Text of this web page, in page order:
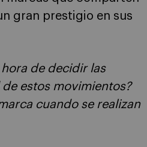
gran prestigio en sus
de decidir las
estos movimientos?
cuando se realizan